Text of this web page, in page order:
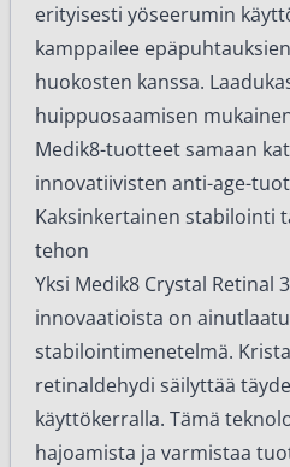
erityisesti yöseerumin
kamppailee
huokosten kanssa.
huippuosaamisen
Medik8-tuotteet samaan
innovatiivisten anti-age-
Kaksinkertainen stabilointi
tehon
Yksi Medik8 Crystal Retinal
innovaatioista on
stabilointimenetelmä.
retinaldehydi säilyttää
käyttökerralla. Tämä
hajoamista ja varmistaa